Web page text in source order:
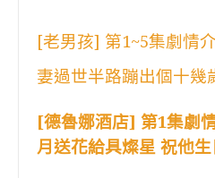
[老男孩] 第1~5集劇情
妻過世半路蹦出個十幾
[德魯娜酒店] 第1集劇
月送花給具燦星 祝他